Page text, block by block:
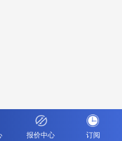
报价中心 订阅